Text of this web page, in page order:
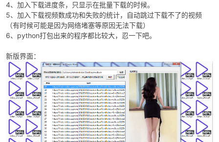
4、加入下载进度条，只显示在批量下载的时候。
5、加入下载视频数成功和失败的统计，自动跳过下载不了的视频
（有时候可能是因为网络堵塞等原因无法下载）
6、python打包出来的程序都比较大，忍一下吧。
新版界面：